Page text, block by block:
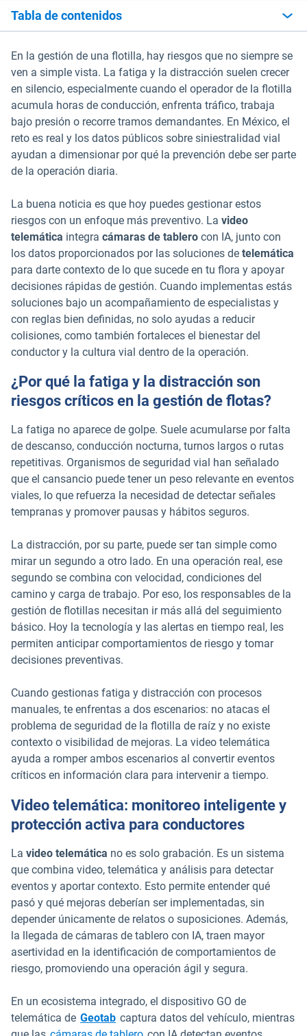
Tabla de contenidos
En la gestión de una flotilla, hay riesgos que no siempre se
ven a simple vista. La fatiga y la distracción suelen crecer
en silencio, especialmente cuando el operador de la flotilla
acumula horas de conducción, enfrenta tráfico, trabaja
bajo presión o recorre tramos demandantes. En México, el
reto es real y los datos públicos sobre siniestralidad vial
ayudan a dimensionar por qué la prevención debe ser parte
de la operación diaria.
La buena noticia es que hoy puedes gestionar estos
riesgos con un enfoque más preventivo. La video
telemática integra cámaras de tablero con IA, junto con
los datos proporcionados por las soluciones de telemática
para darte contexto de lo que sucede en tu flora y apoyar
decisiones rápidas de gestión. Cuando implementas estás
soluciones bajo un acompañamiento de especialistas y
con reglas bien definidas, no solo ayudas a reducir
colisiones, como también fortaleces el bienestar del
conductor y la cultura vial dentro de la operación.
¿Por qué la fatiga y la distracción son
riesgos críticos en la gestión de flotas?
La fatiga no aparece de golpe. Suele acumularse por falta
de descanso, conducción nocturna, turnos largos o rutas
repetitivas. Organismos de seguridad vial han señalado
que el cansancio puede tener un peso relevante en eventos
viales, lo que refuerza la necesidad de detectar señales
tempranas y promover pausas y hábitos seguros.
La distracción, por su parte, puede ser tan simple como
mirar un segundo a otro lado. En una operación real, ese
segundo se combina con velocidad, condiciones del
camino y carga de trabajo. Por eso, los responsables de la
gestión de flotillas necesitan ir más allá del seguimiento
básico. Hoy la tecnología y las alertas en tiempo real, les
permiten anticipar comportamientos de riesgo y tomar
decisiones preventivas.
Cuando gestionas fatiga y distracción con procesos
manuales, te enfrentas a dos escenarios: no atacas el
problema de seguridad de la flotilla de raíz y no existe
contexto o visibilidad de mejoras. La video telemática
ayuda a romper ambos escenarios al convertir eventos
críticos en información clara para intervenir a tiempo.
Video telemática: monitoreo inteligente y
protección activa para conductores
La video telemática no es solo grabación. Es un sistema
que combina video, telemática y análisis para detectar
eventos y aportar contexto. Esto permite entender qué
pasó y qué mejoras deberían ser implementadas, sin
depender únicamente de relatos o suposiciones. Además,
la llegada de cámaras de tablero con IA, traen mayor
asertividad en la identificación de comportamientos de
riesgo, promoviendo una operación ágil y segura.
En un ecosistema integrado, el dispositivo GO de
telemática de Geotab captura datos del vehículo, mientras